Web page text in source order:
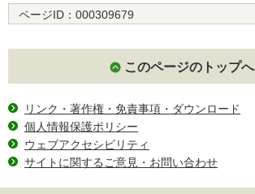
ページID： 000309679
このページのトップへ
リンク・著作権・免責事項・ダウンロード
個人情報保護ポリシー
ウェブアクセシビリティ
サイトに関するご意見・お問い合わせ